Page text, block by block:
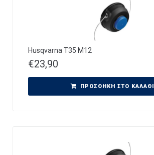
Husqvarna T35 M12
€23,90
ΠΡΟΣΘΉΚΗ ΣΤΟ ΚΑΛΆΘΙ